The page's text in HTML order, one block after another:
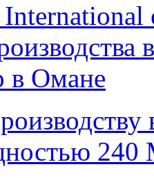
в Омане
240